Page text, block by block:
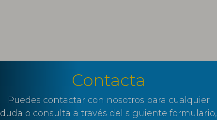
Contacta
Puedes contactar con nosotros para cualquier
duda o consulta a través del siguiente formulario,